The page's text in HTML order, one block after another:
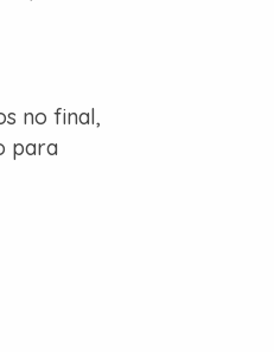
no final,
para